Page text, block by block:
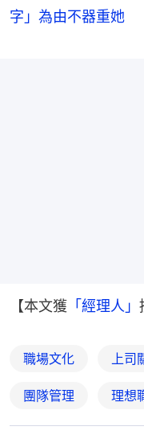
字」為由不器重她
【本文獲 「經理人」
職場文化 上司
團隊管理 理想